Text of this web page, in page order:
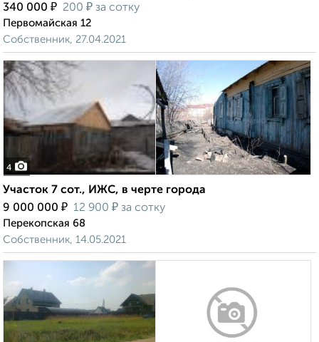
340 000 ₽ 200 ₽ за сотку
Первомайская 12
Собственник, 27.04.2021
4
Участок 7 сот., ИЖС, в черте города
9 000 000 ₽ 12 900 ₽ за сотку
Перекопская 68
Собственник, 14.05.2021